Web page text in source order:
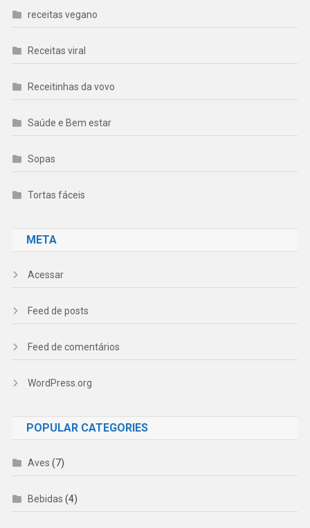
receitas vegano
Receitas viral
Receitinhas da vovo
Saúde e Bem estar
Sopas
Tortas fáceis
META
Acessar
Feed de posts
Feed de comentários
WordPress.org
POPULAR CATEGORIES
Aves (7)
Bebidas (4)